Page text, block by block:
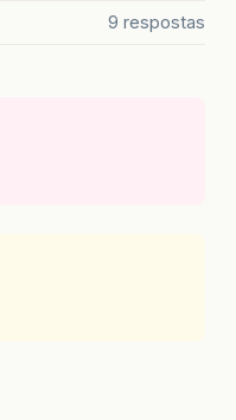
9 respostas